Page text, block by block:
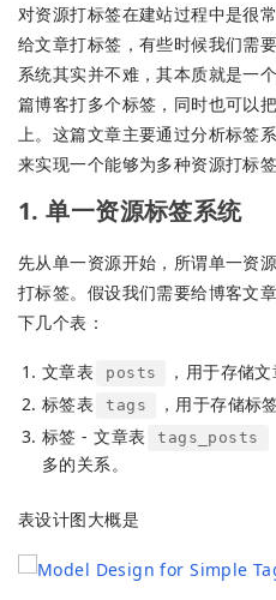
对资源打标签在建站过程中是很
给文章打标签，有些时候我们需
系统其实并不难，其本质就是一
篇博客打多个标签，同时也可以
上。这篇文章主要通过分析标签
来实现一个能够为多种资源打标签
1. 单一资源标签系统
先从单一资源开始，所谓单一资
打标签。假设我们需要给博客文
下几个表：
文章表 posts
，用于存储
标签表
tags
，用于存储标
标签 - 文章表
tags_posts
多的关系。
表设计图大概是